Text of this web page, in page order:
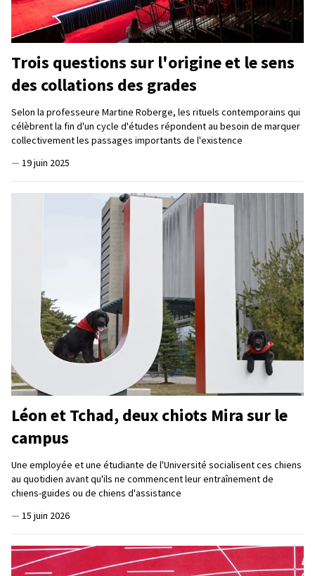
Trois questions sur l'origine et le sens
des collations des grades
Selon la professeure Martine Roberge, les rituels contemporains qui
célèbrent la fin d'un cycle d'études répondent au besoin de marquer
collectivement les passages importants de l'existence
— 19 juin 2025
Léon et Tchad, deux chiots Mira sur le
campus
Une employée et une étudiante de l'Université socialisent ces chiens
au quotidien avant qu'ils ne commencent leur entraînement de
chiens-guides ou de chiens d'assistance
— 15 juin 2026